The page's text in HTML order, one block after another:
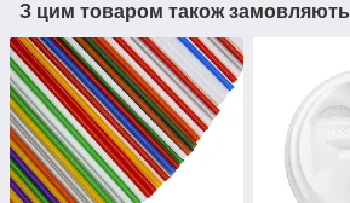
З цим товаром також замовляють